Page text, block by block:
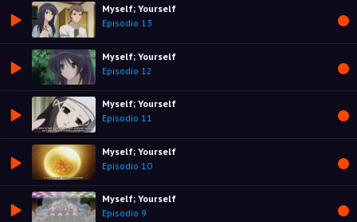
Myself; Yourself
Episodio 13
Myself; Yourself
Episodio 12
Myself; Yourself
Episodio 11
Myself; Yourself
Episodio 10
Myself; Yourself
Episodio 9